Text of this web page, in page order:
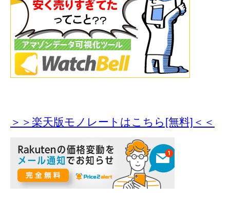
＞＞楽天版モノレートはこちら[無料]＜＜